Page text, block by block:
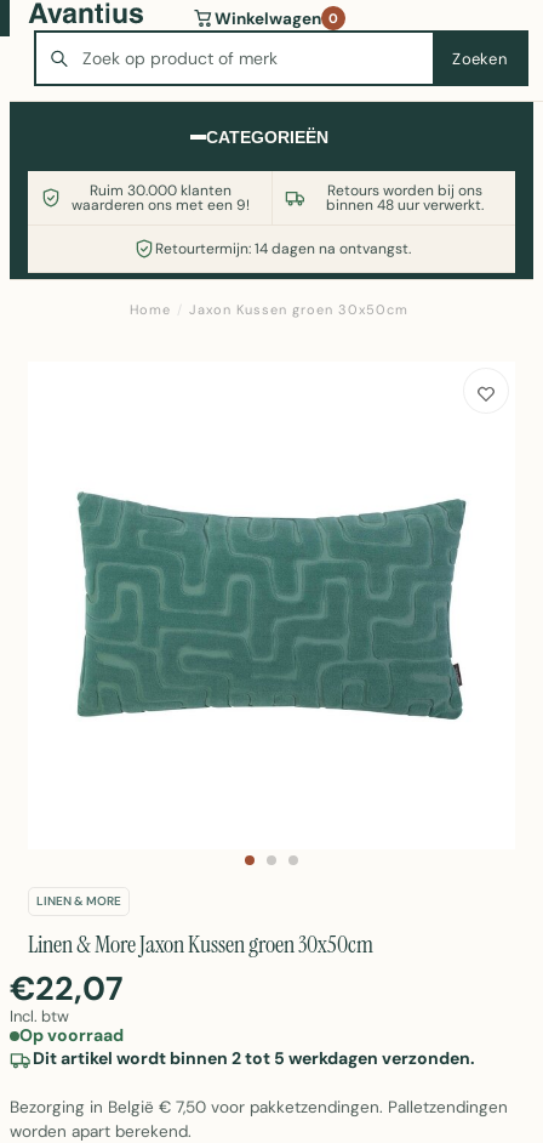
Zoeken
Winkelwagen 0
CATEGORIEËN
Ruim 30.000 klanten
waarderen ons met een 9!
Retours worden bij ons
binnen 48 uur verwerkt.
Retourtermijn: 14 dagen na ontvangst.
Wasmachine of koelkast nodig? Vergelijk alle prijzen op
Witgoedaanbod.nl
Home / Jaxon Kussen groen 30x50cm
LINEN & MORE
Linen & More Jaxon Kussen groen 30x50cm
€22,07
Incl. btw
Op voorraad
Dit artikel wordt binnen 2 tot 5 werkdagen verzonden.
Bezorging in België € 7,50 voor pakketzendingen. Palletzendingen
worden apart berekend.